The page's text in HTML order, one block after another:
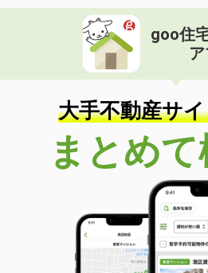
goo住
大手不動産サ
まとめて